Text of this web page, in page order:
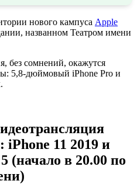
нового кампуса Apple
названном Театром имени
без сомнений, окажутся
5,8-дюймовый iPhone Pro и
iPhone 11 2019 и
(начало в 20.00 по